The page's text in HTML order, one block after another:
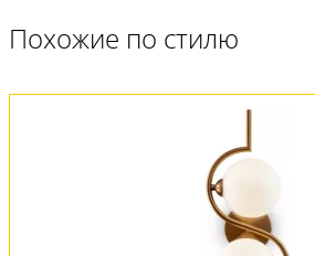
Похожие по стилю